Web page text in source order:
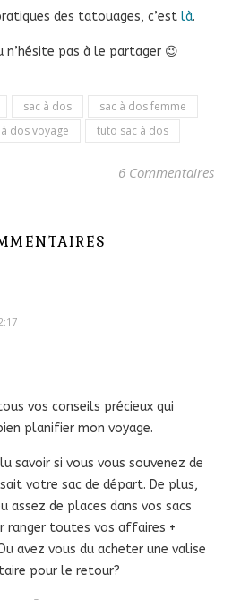
des tatouages, c’est là.
n’hésite pas à le partager 😉
sac à dos
sac à dos femme
dos voyage tuto sac à dos
6 Commentaires
vos conseils précieux qui
planifier mon voyage.
savoir si vous vous souvenez de
votre sac de départ. De plus,
assez de places dans vos sacs
ranger toutes vos affaires +
avez vous du acheter une valise
pour le retour?